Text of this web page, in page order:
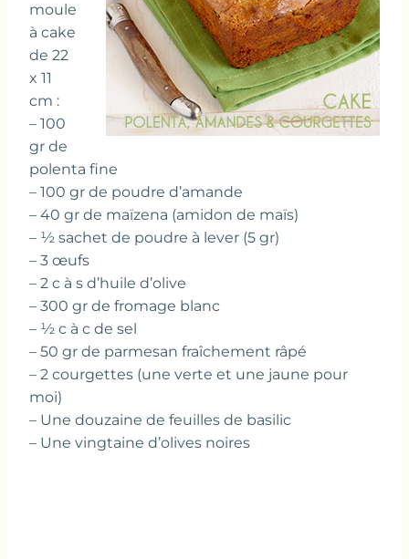
moule
à cake
de 22
x 11
cm :
– 100
gr de
polenta fine
– 100 gr de poudre d’amande
– 40 gr de maïzena (amidon de maïs)
– ½ sachet de poudre à lever (5 gr)
– 3 œufs
– 2 c à s d’huile d’olive
– 300 gr de fromage blanc
– ½ c à c de sel
– 50 gr de parmesan fraîchement râpé
– 2 courgettes (une verte et une jaune pour
moi)
– Une douzaine de feuilles de basilic
– Une vingtaine d’olives noires